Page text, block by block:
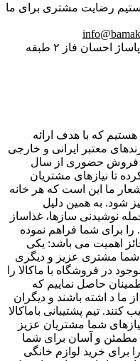
رضایت مشتری برای ما
آدرس فروشگاه : سه راه امین حضور پاساژ احسان فاز ۲ طبقه
که با هدف ارائه
معتبر ایرانی و خارجی
فروش حضوری از سال
کرده تا نیازهای مشتریان
شعار ما این است که هر خانه
شود. به همین دلیل
نوشیدنی سازها، غذاساز
را برای شما فراهم نموده
اهمیت می باشد: یکی
مشتری عزیز و دیگری
در فروشگاه با ماکالا را
حاصل نماییم که
ما د اشته باشند و دیگران
کنند. تیم پشتیبانی باماکالا
شما مشتریان عزیز
مطمئن و آسان برای شما
برای خرید لوازم خانگی